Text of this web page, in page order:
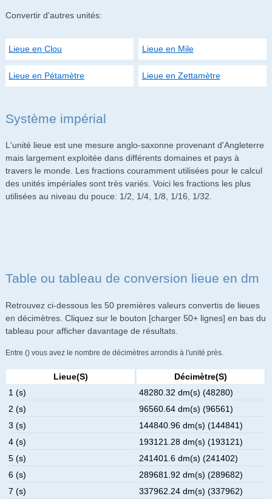
Convertir d'autres unités:
Lieue en Clou Lieue en Mile
Lieue en Pétamètre Lieue en Zettamètre
Système impérial
L'unité lieue est une mesure anglo-saxonne provenant d'Angleterre
mais largement exploitée dans différents domaines et pays à
travers le monde. Les fractions couramment utilisées pour le calcul
des unités impériales sont très variés. Voici les fractions les plus
utilisées au niveau du pouce: 1/2, 1/4, 1/8, 1/16, 1/32.
Table ou tableau de conversion lieue en dm
Retrouvez ci-dessous les 50 premières valeurs convertis de lieues
en décimètres. Cliquez sur le bouton [charger 50+ lignes] en bas du
tableau pour afficher davantage de résultats.
Entre () vous avez le nombre de décimètres arrondis à l'unité près.
Lieue(s)
Décimètre(s)
1 (s)
48280.32 dm(s) (48280)
2 (s)
96560.64 dm(s) (96561)
3 (s)
144840.96 dm(s) (144841)
4 (s)
193121.28 dm(s) (193121)
5 (s)
241401.6 dm(s) (241402)
6 (s)
289681.92 dm(s) (289682)
7 (s)
337962.24 dm(s) (337962)